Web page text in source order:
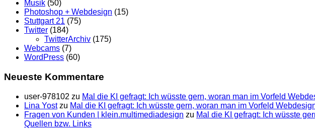
Musik (50)
Photoshop + Webdesign (15)
Stuttgart 21 (75)
Twitter (184)
TwitterArchiv (175)
Webcams (7)
WordPress (60)
Neueste Kommentare
user-978102 zu Mal die KI gefragt: Ich wüsste gern, woran man im Vorfeld
Lina Yostzu Mal die KI gefragt: Ich wüsste gern, woran man im Vorfeld
Fragen von Kunden | klein.multimedia­design zu Mal die KI gefragt: Ich wüsste
Quellen bzw. Links